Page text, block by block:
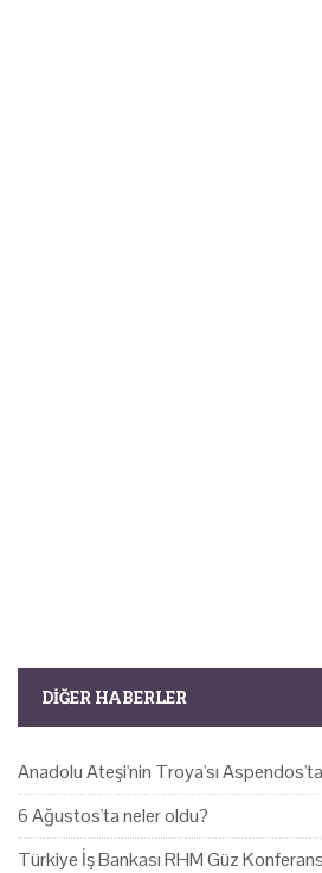
DIĞER HABERLER
Anadolu Ateşi'nin Troya'sı
6 Ağustos'ta neler oldu?
Türkiye İş Bankası RHM Güz